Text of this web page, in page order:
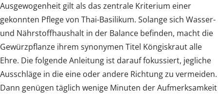
Ausgewogenheit gilt als das zentrale Kriterium einer
gekonnten Pflege von Thai-Basilikum. Solange sich Wasser-
und Nährstoffhaushalt in der Balance befinden, macht die
Gewürzpflanze ihrem synonymen Titel Köngiskraut alle
Ehre. Die folgende Anleitung ist darauf fokussiert, jegliche
Ausschläge in die eine oder andere Richtung zu vermeiden.
Dann genügen täglich wenige Minuten der Aufmerksamkeit